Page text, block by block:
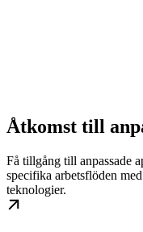
Åtkomst till
Få tillgång till anpassade
specifika arbetsflöden
teknologier.